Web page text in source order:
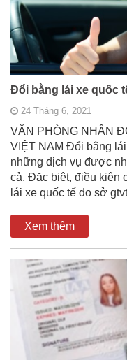
Đổi bằng lái xe quốc
24 Tháng 6, 2021
VĂN PHÒNG NHẬN
VIỆT NAM Đổi bằng
những dịch vụ được
cả. Đặc biệt, điều kiện
lái xe quốc tế do sở
Xem thêm